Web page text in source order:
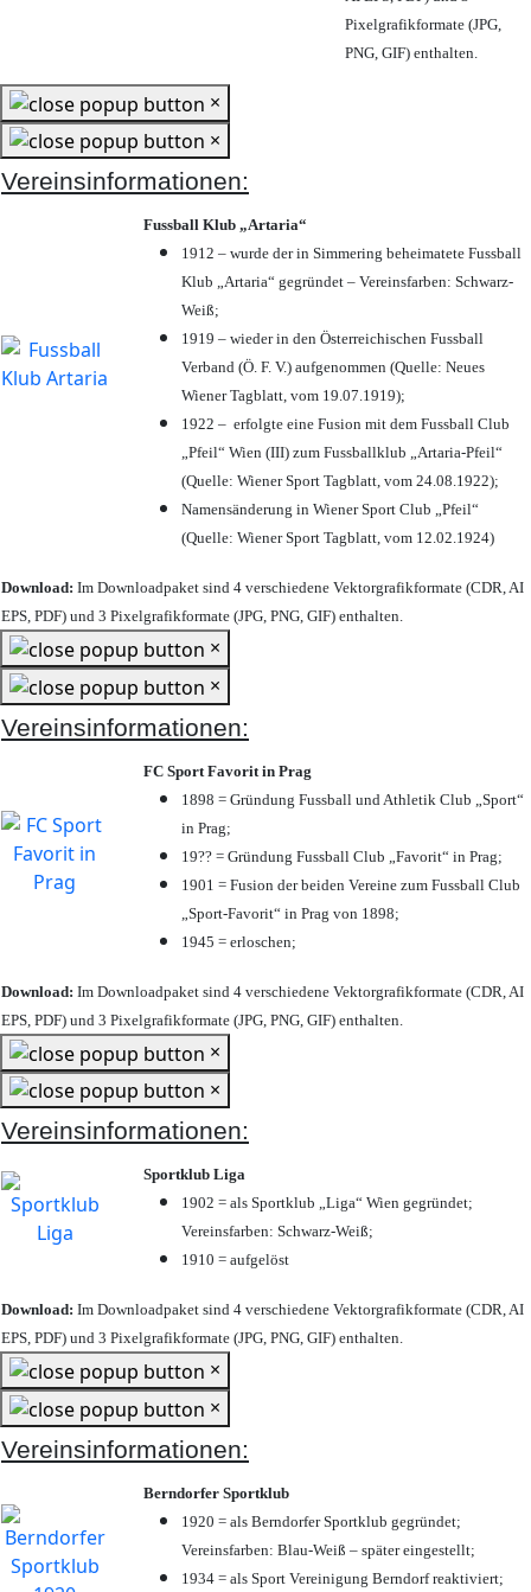
Pixelgrafikformate (JPG,
PNG, GIF) enthalten.
×
×
Vereinsinformationen:
Fussball Klub „Artaria“
1912 – wurde der in Simmering beheimatete Fussball
Klub „Artaria“ gegründet – Vereinsfarben: Schwarz-
Weiß;
1919 – wieder in den Österreichischen Fussball
Verband (Ö. F. V.) aufgenommen (Quelle: Neues
Wiener Tagblatt, vom 19.07.1919);
1922 – erfolgte eine Fusion mit dem Fussball Club
„Pfeil“ Wien (III) zum Fussballklub „Artaria-Pfeil“
(Quelle: Wiener Sport Tagblatt, vom 24.08.1922);
Namensänderung in Wiener Sport Club „Pfeil“
(Quelle: Wiener Sport Tagblatt, vom 12.02.1924)
Download: Im Downloadpaket sind 4 verschiedene Vektorgrafikformate (CDR, AI
EPS, PDF) und 3 Pixelgrafikformate (JPG, PNG, GIF) enthalten.
×
×
Vereinsinformationen:
FC Sport Favorit in Prag
1898 = Gründung Fussball und Athletik Club „Sport“
in Prag;
19?? = Gründung Fussball Club „Favorit“ in Prag;
1901 = Fusion der beiden Vereine zum Fussball Club
„Sport-Favorit“ in Prag von 1898;
1945 = erloschen;
Download: Im Downloadpaket sind 4 verschiedene Vektorgrafikformate (CDR, AI
EPS, PDF) und 3 Pixelgrafikformate (JPG, PNG, GIF) enthalten.
×
×
Vereinsinformationen:
Sportklub Liga
1902 = als Sportklub „Liga“ Wien gegründet;
Vereinsfarben: Schwarz-Weiß;
1910 = aufgelöst
Download: Im Downloadpaket sind 4 verschiedene Vektorgrafikformate (CDR, AI
EPS, PDF) und 3 Pixelgrafikformate (JPG, PNG, GIF) enthalten.
×
×
Vereinsinformationen:
Berndorfer Sportklub
1920 = als Berndorfer Sportklub gegründet;
Vereinsfarben: Blau-Weiß – später eingestellt;
1934 = als Sport Vereinigung Berndorf reaktiviert;